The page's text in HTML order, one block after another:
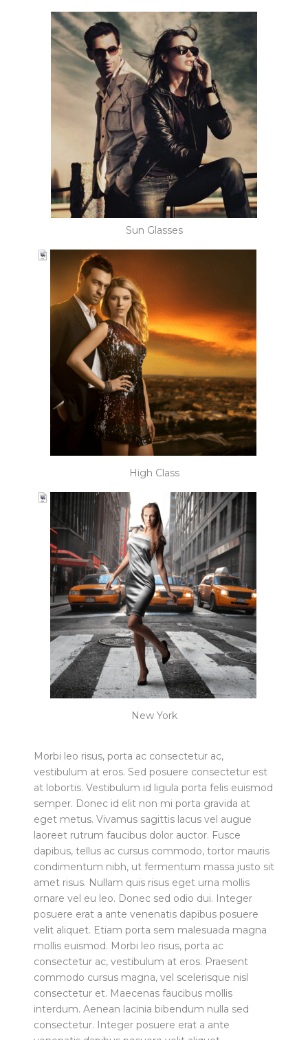
Sun Glasses
High Class
New York
Morbi leo risus, porta ac consectetur ac,
vestibulum at eros. Sed posuere consectetur est
at lobortis. Vestibulum id ligula porta felis euismod
semper. Donec id elit non mi porta gravida at
eget metus. Vivamus sagittis lacus vel augue
laoreet rutrum faucibus dolor auctor. Fusce
dapibus, tellus ac cursus commodo, tortor mauris
condimentum nibh, ut fermentum massa justo sit
amet risus. Nullam quis risus eget urna mollis
ornare vel eu leo. Donec sed odio dui. Integer
posuere erat a ante venenatis dapibus posuere
velit aliquet. Etiam porta sem malesuada magna
mollis euismod. Morbi leo risus, porta ac
consectetur ac, vestibulum at eros. Praesent
commodo cursus magna, vel scelerisque nisl
consectetur et. Maecenas faucibus mollis
interdum. Aenean lacinia bibendum nulla sed
consectetur. Integer posuere erat a ante